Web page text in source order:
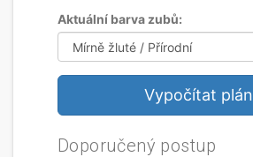
Aktuální barva zubů:
Vypočítat plán
Doporučený postup